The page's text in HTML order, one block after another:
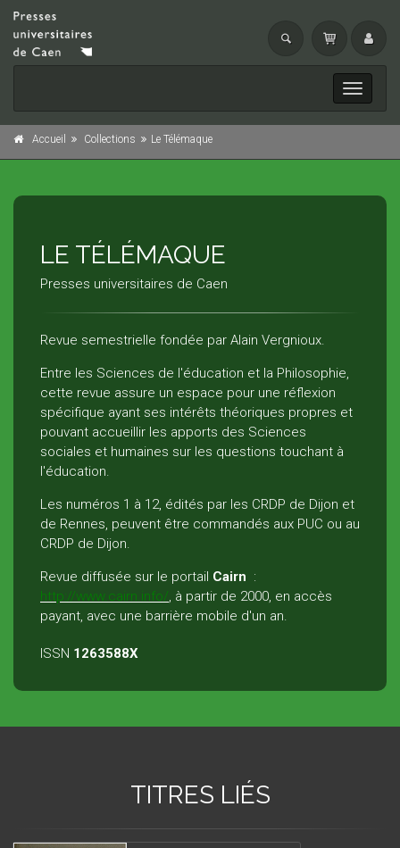
Toggle
Accueil Collections Le Télémaque
LE TÉLÉMAQUE
Presses universitaires de Caen
Revue semestrielle fondée par Alain Vergnioux.
Entre les Sciences de l'éducation et la Philosophie,
cette revue assure un espace pour une réflexion
spécifique ayant ses intérêts théoriques propres et
pouvant accueillir les apports des Sciences
sociales et humaines sur les questions touchant à
l'éducation.
Les numéros 1 à 12, édités par les CRDP de Dijon et
de Rennes, peuvent être commandés aux PUC ou au
CRDP de Dijon.
Revue diffusée sur le portail Cairn :
http://www.cairn.info/, à partir de 2000, en accès
payant, avec une barrière mobile d'un an.
ISSN 1263588X
TITRES LIÉS